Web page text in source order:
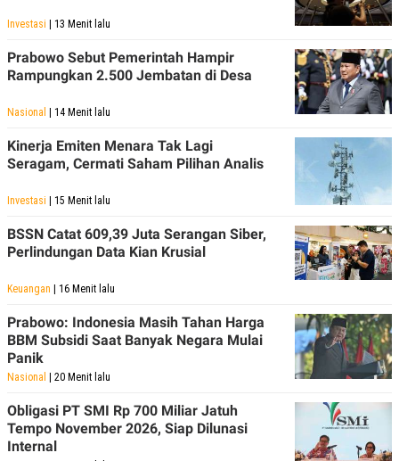
Investasi | 13 Menit lalu
Prabowo Sebut Pemerintah Hampir
Rampungkan 2.500 Jembatan di Desa
Nasional | 14 Menit lalu
Kinerja Emiten Menara Tak Lagi
Seragam, Cermati Saham Pilihan Analis
Investasi | 15 Menit lalu
BSSN Catat 609,39 Juta Serangan Siber,
Perlindungan Data Kian Krusial
Keuangan | 16 Menit lalu
Prabowo: Indonesia Masih Tahan Harga
BBM Subsidi Saat Banyak Negara Mulai
Panik
Nasional | 20 Menit lalu
Obligasi PT SMI Rp 700 Miliar Jatuh
Tempo November 2026, Siap Dilunasi
Internal